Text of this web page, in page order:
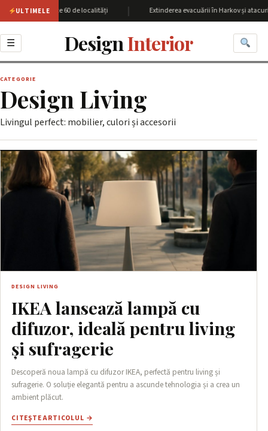
ULTIMELE
cu peste 60 de localități Extinderea evacuării în Harkov și atacurile
☰ DesignInterior
CATEGORIE
Design Living
Livingul perfect: mobilier, culori și accesorii
DESIGN LIVING
IKEA lansează lampă cu
difuzor, ideală pentru living
și sufragerie
Descoperă noua lampă cu difuzor IKEA, perfectă pentru living și
sufragerie. O soluție elegantă pentru a ascunde tehnologia și a crea un
ambient plăcut.
CITEŞTE ARTICOLUL →